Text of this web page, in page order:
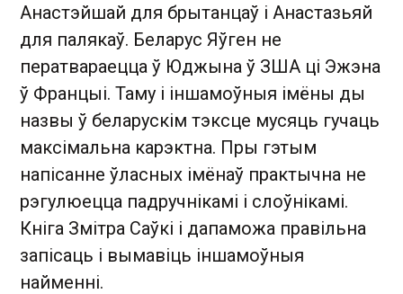
Анастэйшай для брытанцаў і Анастазьяй
для палякаў. Беларус Яўген не
ператвараецца ў Юджына ў ЗША ці Эжэна
ў Францыі. Таму і іншамоўныя імёны ды
назвы ў беларускім тэксце мусяць гучаць
максімальна карэктна. Пры гэтым
напісанне ўласных імёнаў практычна не
рэгулюецца падручнікамі і слоўнікамі.
Кніга Змітра Саўкі і дапаможа правільна
запісаць і вымавіць іншамоўныя
найменні.